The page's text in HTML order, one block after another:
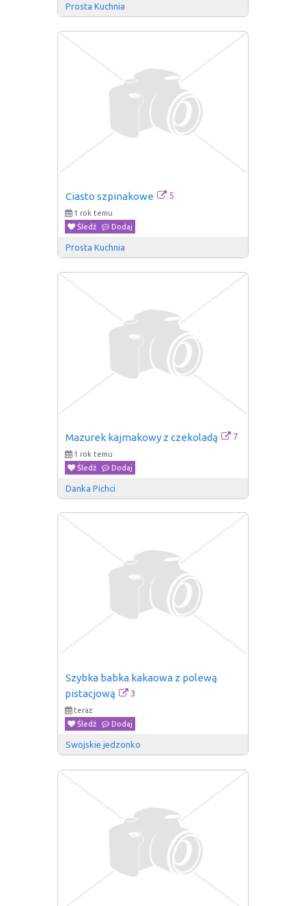
Prosta Kuchnia
Ciasto szpinakowe 5
1 rok temu
Śledź
Dodaj
Prosta Kuchnia
Mazurek kajmakowy z czekoladą 7
1 rok temu
Śledź
Dodaj
Danka Pichci
Szybka babka kakaowa z polewą
pistacjową
3
teraz
Śledź
Dodaj
Swojskie jedzonko